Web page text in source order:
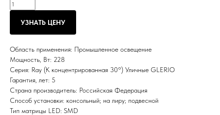
УЗНАТЬ ЦЕНУ
Область применения: Промышленное освещение
Мощность, Вт: 228
Серия: Ray (К концентрированная 30°) Уличные GLERIO
Гарантия, лет: 5
Страна производитель: Российская Федерация
Способ установки: консольный; на лиру; подвесной
Тип матрицы LED: SMD